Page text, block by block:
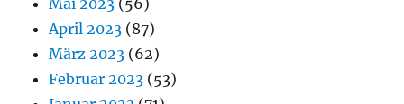
April 2023 (87)
März 2023 (62)
Februar 2023 (53)